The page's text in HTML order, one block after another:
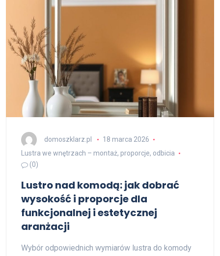
domoszklarz.pl
18 marca 2026
Lustra we wnętrzach – montaż, proporcje, odbicia
(0)
Lustro nad komodą: jak dobrać
wysokość i proporcje dla
funkcjonalnej i estetycznej
aranżacji
Wybór odpowiednich wymiarów lustra do komody